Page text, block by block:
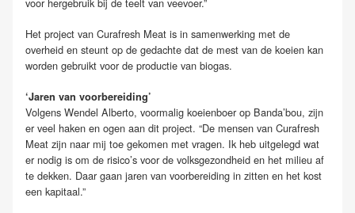
Het project van Curafresh Meat is in samenwerking met de
overheid en steunt op de gedachte dat de mest van de koeien kan
worden gebruikt voor de productie van biogas.
‘Jaren van voorbereiding’
Volgens Wendel Alberto, voormalig koeienboer op Banda’bou, zijn
er veel haken en ogen aan dit project. “De mensen van Curafresh
Meat zijn naar mij toe gekomen met vragen. Ik heb uitgelegd wat
er nodig is om de risico’s voor de volksgezondheid en het milieu af
te dekken. Daar gaan jaren van voorbereiding in zitten en het kost
een kapitaal.”